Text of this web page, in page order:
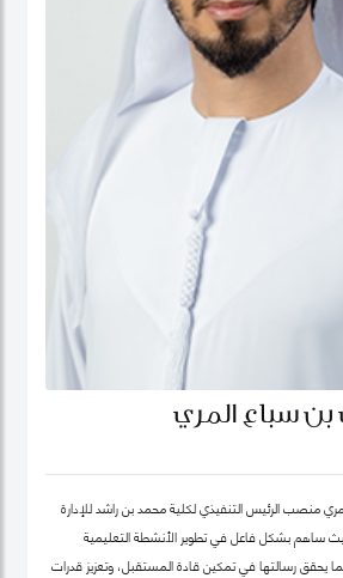
سباع المري
منصب الرئيس التنفيذي لكلية محمد بن راشد للإدارة
منذ مارس 2013، حيث ساهم بشكل فاعل في تطوير الأنشطة التعليمية
بما يحقق رسالتها في تمكين قادة المستقبل، وتعزيز قدرات